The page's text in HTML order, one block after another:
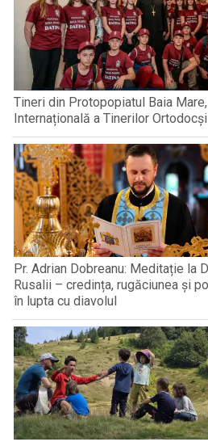
Tineri din Protopopiatul Baia
Internațională a Tinerilor
Pr. Adrian Dobreanu: Meditație la
Rusalii – credința, rugăciunea și
în lupta cu diavolul